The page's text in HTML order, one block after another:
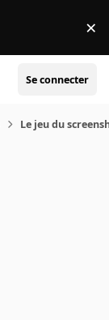
×
Se connecter
Le jeu du